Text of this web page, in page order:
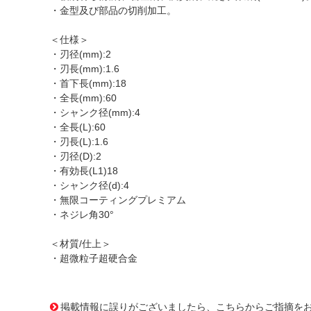
・金型及び部品の切削加工。
＜仕様＞
・刃径(mm):2
・刃長(mm):1.6
・首下長(mm):18
・全長(mm):60
・シャンク径(mm):4
・全長(L):60
・刃長(L):1.6
・刃径(D):2
・有効長(L1)18
・シャンク径(d):4
・無限コーティングプレミアム
・ネジレ角30°
＜材質/仕上＞
・超微粒子超硬合金
掲載情報に誤りがございましたら、こちらからご指摘を